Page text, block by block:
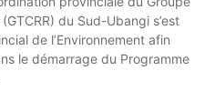
du Sud-Ubangi s’est
de l’Environnement afin
le démarrage du Programme